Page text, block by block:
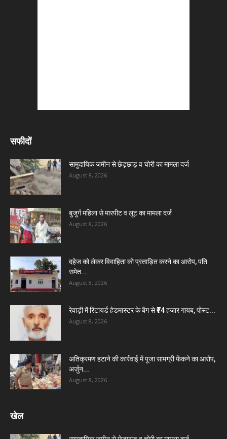
सफीदों
सामुदायिक जमीन से छेड़छाड़ व चोरी का मामला दर्ज
August 8, 2026
बुजुर्ग महिला से मारपीट व लूट का मामला दर्ज
August 8, 2026
दहेज को लेकर विवाहिता को प्रताड़ित करने का आरोप, पति
समेत...
August 8, 2026
रेवाड़ी में रिटायर्ड हेडमास्टर के बैग से ₹74 हजार गायब, पोस्ट...
August 8, 2026
अतिक्रमण हटाने की कार्रवाई में पूजा सामग्री फेंकने का आरोप,
अर्जुन...
August 8, 2026
खेल